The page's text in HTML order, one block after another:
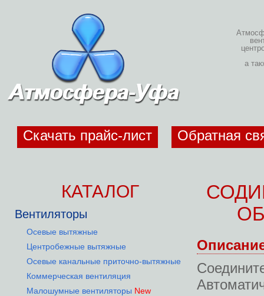
а
Скачать прайс-лист Обратная
КАТАЛОГ
Вентиляторы
Осевые вытяжные
Центробежные вытяжные
Осевые канальные приточно-вытяжные
Коммерческая вентиляция
Малошумные вентиляторы New